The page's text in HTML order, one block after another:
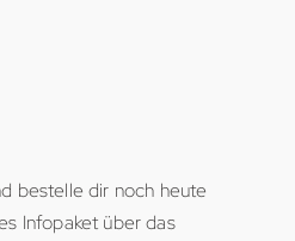
bestelle dir noch heute
Infopaket über das